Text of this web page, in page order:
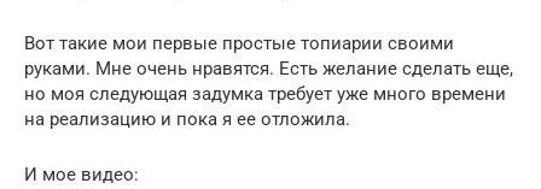
Вот такие мои первые простые топиарии своими
руками. Мне очень нравятся. Есть желание сделать еще,
но моя следующая задумка требует уже много времени
на реализацию и пока я ее отложила.
И мое видео: